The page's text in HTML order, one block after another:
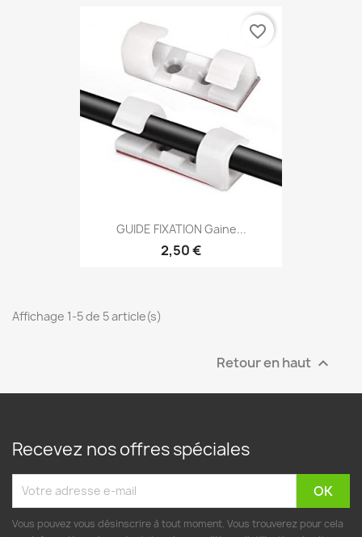
GUIDE FIXATION Gaine...
2,50 €
favorite_border
Affichage 1-5 de 5 article(s)
Retour en haut 
Recevez nos offres spéciales
Vous pouvez vous désinscrire à tout moment. Vous trouverez pour cela